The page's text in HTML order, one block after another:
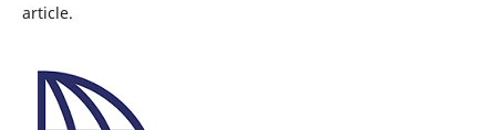
article.